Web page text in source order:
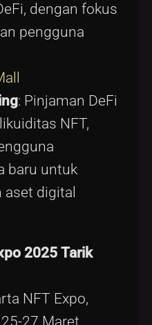
dengan fokus
pengguna
: Pinjaman DeFi
NFT,
baru untuk
digital
2025 Tarik
NFT Expo,
27 Maret